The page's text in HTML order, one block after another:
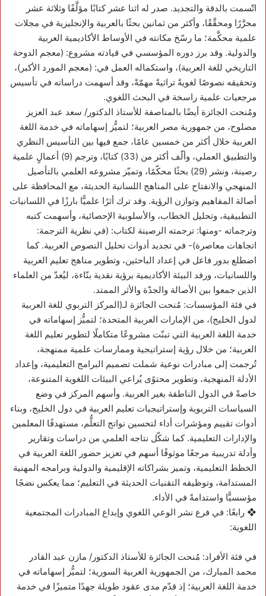
اتّسمت بالدقة والتجديد. صدر له اثنا عشر كتابًا مؤلَّفًا وثلاثة عشر
محرَّرًا ومحقَّقًا، وأكثر من ثمانين بحثًا بالعربية والإنجليزية في مجلات
علمية محكَّمة؛ ما رسّخ مكانته في الأوساط الأكاديمية العربية
والدولية. وقد برز دوره المؤسسي في قيادته مشروع: (معجم الدوحة
التاريخي للغة العربية)، واستكماله العمل في: (معجم المورد الأكبر)،
وتحقيقه نصوصًا لغويةً تراثيةً مهمّةً، وقد أسهمت دراساته في تأسيس
مرجعيات علمية راسخة في البحث اللغوي.
ومُنحت الجائزة أيضًا بالمناصفة للأستاذ الدكتور/ سعد عبد العزيز
مصلوح، من جمهورية مصر العربية؛ لتميُّز إسهاماته في خدمة اللغة
العربية خلال أكثر من خمسين عامًا، جمع فيها بين التأسيس النظري
والتطبيق العملي، وألّف أكثر من (33) كتابًا، وترجم (9) أعمالٍ علمية
رصينة، ونشر (29) بحثًا محكّمًا، وتميّز مشروعه العلمي بالتأصيل
المنهجي والانفتاح على المناهج اللسانية الحديثة، مع المحافظة على
أصالة المفاهيم وتوازن الرؤية. وقد ترك أثرًا علميًّا بارزًا في اللسانيات
التطبيقية، وتحليل الخطاب، والأسلوبية الإحصائية، وأسهمت كتبه
وترجماته -ومنها: ترجمته الرصينة لكتاب: (في نظرية الترجمة:
اتجاهات معاصرة)- في تجديد أدوات تحليل النصوص العربية. كما
اضطلع بدور فاعل في إعداد الباحثين، وتطوير مناهج تعليم العربية
واللسانيات، ورفد البيئة الأكاديمية برؤية نقدية بنّاءة، ليُعدّ من العلماء
الذين جمعوا بين الأصالة والجدّة والأثر الممتد.
في فئة المؤسسات: مُنحت الجائزة لـ(المركز التربوي للغة العربية
لدول الخليج)، من الإمارات العربية المتحدة؛ لتميُّز إسهاماته في
خدمة اللغة العربية التي تبنّت مشروعًا متكاملًا لتطوير تعليم اللغة
العربية؛ من خلال رؤية إستراتيجية وممارسات علمية ممنهجة،
تُرجمت إلى مبادرات نوعية شملت تصميم البرامج التعليمية، وإعداد
الأدلة المنهجية، وتطوير محتوًى يُراعي البيئات اللغوية المتنوعة،
خاصةً في الدول الناطقة بغير العربية. وأسهم المركز في وضع
السياسات التربوية وإستراتيجيات تعليم العربية في دول الخليج، وبناء
أدوات تقييم ومؤشرات أداء لتحسين نواتج التعلُّم، مستهدفًا المعلمين
والإدارات التعليمية. كما شكّل نتاجه العلمي من دراسات وتقارير
وأدلة تدريبية مرجعًا موثوقًا أسهم في تعزيز حضور اللغة العربية في
الخطط التعليمية، وتميز بشراكاته الإقليمية والدولية وبرامجه المهنية
المستدامة، وتوظيفه التقنيات الحديثة في التعليم؛ مما يعكس نضجًا
مؤسسيًّا واستدامةً في الأداء.
❖ رابعًا: في فرع نشر الوعي اللغوي وإبداع المبادرات المجتمعية
اللغوية:
في فئة الأفراد: مُنحت الجائزة للأستاذ الدكتور/ مازن عبد القادر
محمد المبارك، من الجمهورية العربية السورية؛ لتميُّز إسهاماته في
خدمة اللغة العربية؛ إذ قدّم مدى عقود طويلة جهدًا متميزًا في خدمة